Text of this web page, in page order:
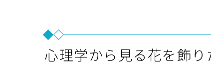
心理学から見る花を飾り